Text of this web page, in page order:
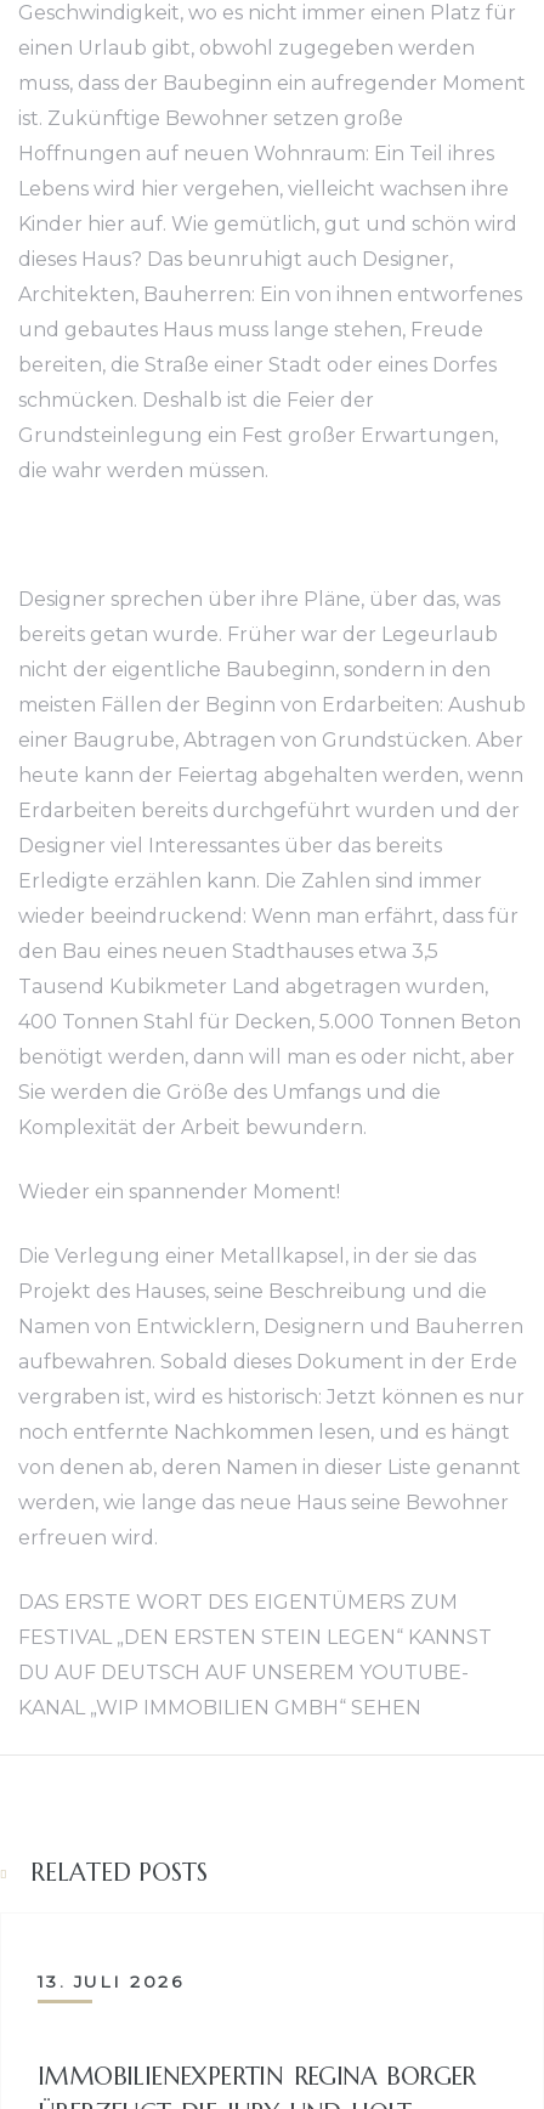
Geschwindigkeit, wo es nicht immer einen Platz für
einen Urlaub gibt, obwohl zugegeben werden
muss, dass der Baubeginn ein aufregender Moment
ist. Zukünftige Bewohner setzen große
Hoffnungen auf neuen Wohnraum: Ein Teil ihres
Lebens wird hier vergehen, vielleicht wachsen ihre
Kinder hier auf. Wie gemütlich, gut und schön wird
dieses Haus? Das beunruhigt auch Designer,
Architekten, Bauherren: Ein von ihnen entworfenes
und gebautes Haus muss lange stehen, Freude
bereiten, die Straße einer Stadt oder eines Dorfes
schmücken. Deshalb ist die Feier der
Grundsteinlegung ein Fest großer Erwartungen,
die wahr werden müssen.
Designer sprechen über ihre Pläne, über das, was
bereits getan wurde. Früher war der Legeurlaub
nicht der eigentliche Baubeginn, sondern in den
meisten Fällen der Beginn von Erdarbeiten: Aushub
einer Baugrube, Abtragen von Grundstücken. Aber
heute kann der Feiertag abgehalten werden, wenn
Erdarbeiten bereits durchgeführt wurden und der
Designer viel Interessantes über das bereits
Erledigte erzählen kann. Die Zahlen sind immer
wieder beeindruckend: Wenn man erfährt, dass für
den Bau eines neuen Stadthauses etwa 3,5
Tausend Kubikmeter Land abgetragen wurden,
400 Tonnen Stahl für Decken, 5.000 Tonnen Beton
benötigt werden, dann will man es oder nicht, aber
Sie werden die Größe des Umfangs und die
Komplexität der Arbeit bewundern.
Wieder ein spannender Moment!
Die Verlegung einer Metallkapsel, in der sie das
Projekt des Hauses, seine Beschreibung und die
Namen von Entwicklern, Designern und Bauherren
aufbewahren. Sobald dieses Dokument in der Erde
vergraben ist, wird es historisch: Jetzt können es nur
noch entfernte Nachkommen lesen, und es hängt
von denen ab, deren Namen in dieser Liste genannt
werden, wie lange das neue Haus seine Bewohner
erfreuen wird.
DAS ERSTE WORT DES EIGENTÜMERS ZUM
FESTIVAL „DEN ERSTEN STEIN LEGEN“ KANNST
DU AUF DEUTSCH AUF UNSEREM YOUTUBE-
KANAL „WIP IMMOBILIEN GMBH“ SEHEN
RELATED POSTS
13. JULI 2026
IMMOBILIENEXPERTIN REGINA BORGER